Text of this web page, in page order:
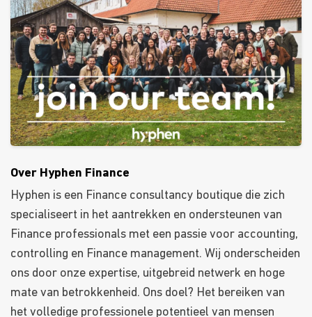
Over Hyphen Finance
Hyphen is een Finance consultancy boutique die zich
specialiseert in het aantrekken en ondersteunen van
Finance professionals met een passie voor accounting,
controlling en Finance management. Wij onderscheiden
ons door onze expertise, uitgebreid netwerk en hoge
mate van betrokkenheid. Ons doel? Het bereiken van
het volledige professionele potentieel van mensen